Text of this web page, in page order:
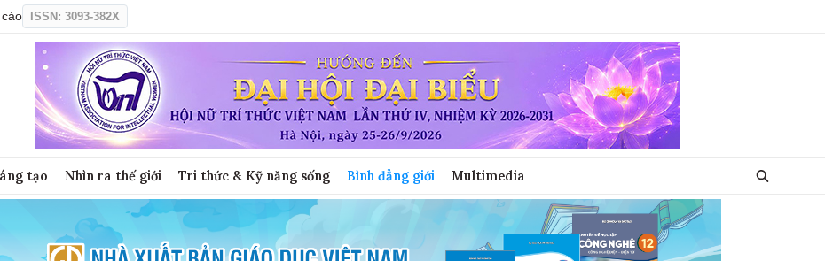
ISSN: 3093-382X
tạo Nhìn ra thế giới Tri thức & Kỹ năng sống Bình đẳng giới Multimedia